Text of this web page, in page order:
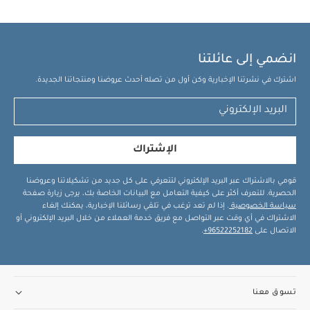
انضمي إلى عائلتنا
اشترك في نشرتنا الإخبارية وكن أول من تصله أحدث عروضنا ومنتجاتنا الجديدة.
الإشتراك
قومي بالاشتراك عبر البريد الإلكتروني لتتعرفي على كل جديد من تشكيلاتنا وعروضنا
الحصرية. للتعرف أكثر على كيفية التعامل مع البيانات الخاصة بك، يرجى زيارة صفحة
سياسة الخصوصية . إذا لم تعد ترغب في تلقي رسائلنا الإخبارية، يمكنك إلغاء
الاشتراك في أي وقت عبر التواصل مع فريق خدمة العملاء من خلال البريد الإلكتروني أو
الاتصال على 96522252182+
.
تسوق معنا